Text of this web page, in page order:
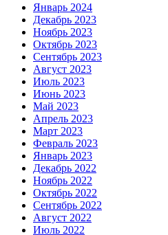
Январь 2024
Декабрь 2023
Ноябрь 2023
Октябрь 2023
Сентябрь 2023
Август 2023
Июль 2023
Июнь 2023
Май 2023
Апрель 2023
Март 2023
Февраль 2023
Январь 2023
Декабрь 2022
Ноябрь 2022
Октябрь 2022
Сентябрь 2022
Август 2022
Июль 2022